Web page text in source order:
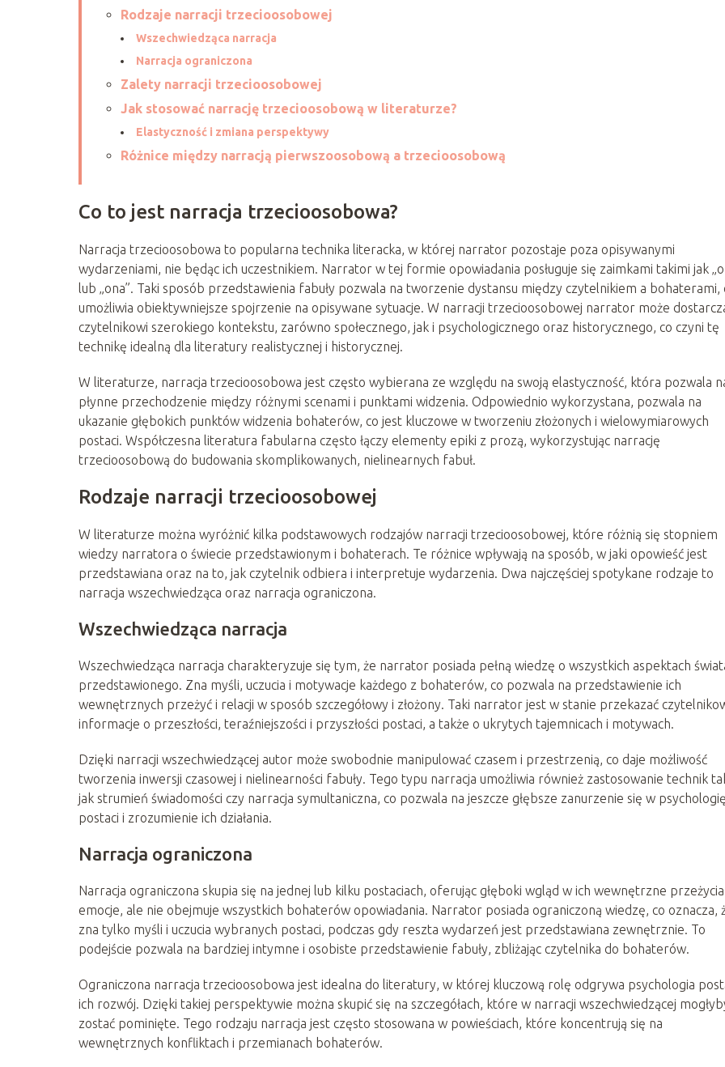
Rodzaje narracji trzecioosobowej
Wszechwiedząca narracja
Narracja ograniczona
Zalety narracji trzecioosobowej
Jak stosować narrację trzecioosobową w literaturze?
Elastyczność i zmiana perspektywy
Różnice między narracją pierwszoosobową a trzecioosobową
Co to jest narracja trzecioosobowa?
Narracja trzecioosobowa to popularna technika literacka, w której narrator pozostaje poza opisywanymi
wydarzeniami, nie będąc ich uczestnikiem. Narrator w tej formie opowiadania posługuje się zaimkami takimi jak
lub „ona”. Taki sposób przedstawienia fabuły pozwala na tworzenie dystansu między czytelnikiem a bohaterami,
umożliwia obiektywniejsze spojrzenie na opisywane sytuacje. W narracji trzecioosobowej narrator może
czytelnikowi szerokiego kontekstu, zarówno społecznego, jak i psychologicznego oraz historycznego, co czyni tę
technikę idealną dla literatury realistycznej i historycznej.
W literaturze, narracja trzecioosobowa jest często wybierana ze względu na swoją elastyczność, która pozwala
płynne przechodzenie między różnymi scenami i punktami widzenia. Odpowiednio wykorzystana, pozwala na
ukazanie głębokich punktów widzenia bohaterów, co jest kluczowe w tworzeniu złożonych i wielowymiarowych
postaci. Współczesna literatura fabularna często łączy elementy epiki z prozą, wykorzystując narrację
trzecioosobową do budowania skomplikowanych, nielinearnych fabuł.
Rodzaje narracji trzecioosobowej
W literaturze można wyróżnić kilka podstawowych rodzajów narracji trzecioosobowej, które różnią się stopniem
wiedzy narratora o świecie przedstawionym i bohaterach. Te różnice wpływają na sposób, w jaki opowieść jest
przedstawiana oraz na to, jak czytelnik odbiera i interpretuje wydarzenia. Dwa najczęściej spotykane rodzaje to
narracja wszechwiedząca oraz narracja ograniczona.
Wszechwiedząca narracja
Wszechwiedząca narracja charakteryzuje się tym, że narrator posiada pełną wiedzę o wszystkich aspektach
przedstawionego. Zna myśli, uczucia i motywacje każdego z bohaterów, co pozwala na przedstawienie ich
wewnętrznych przeżyć i relacji w sposób szczegółowy i złożony. Taki narrator jest w stanie przekazać
informacje o przeszłości, teraźniejszości i przyszłości postaci, a także o ukrytych tajemnicach i motywach.
Dzięki narracji wszechwiedzącej autor może swobodnie manipulować czasem i przestrzenią, co daje możliwość
tworzenia inwersji czasowej i nielinearności fabuły. Tego typu narracja umożliwia również zastosowanie technik
jak strumień świadomości czy narracja symultaniczna, co pozwala na jeszcze głębsze zanurzenie się w psychologię
postaci i zrozumienie ich działania.
Narracja ograniczona
Narracja ograniczona skupia się na jednej lub kilku postaciach, oferując głęboki wgląd w ich wewnętrzne przeżycia
emocje, ale nie obejmuje wszystkich bohaterów opowiadania. Narrator posiada ograniczoną wiedzę, co oznacza,
zna tylko myśli i uczucia wybranych postaci, podczas gdy reszta wydarzeń jest przedstawiana zewnętrznie. To
podejście pozwala na bardziej intymne i osobiste przedstawienie fabuły, zbliżając czytelnika do bohaterów.
Ograniczona narracja trzecioosobowa jest idealna do literatury, w której kluczową rolę odgrywa psychologia
ich rozwój. Dzięki takiej perspektywie można skupić się na szczegółach, które w narracji wszechwiedzącej
zostać pominięte. Tego rodzaju narracja jest często stosowana w powieściach, które koncentrują się na
wewnętrznych konfliktach i przemianach bohaterów.